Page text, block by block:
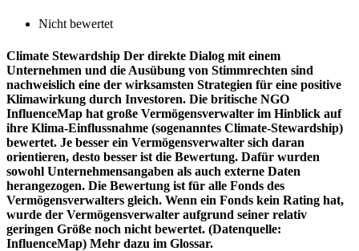
Nicht bewertet
Climate Stewardship Der direkte Dialog mit einem
Unternehmen und die Ausübung von Stimmrechten sind
nachweislich eine der wirksamsten Strategien für eine positive
Klimawirkung durch Investoren. Die britische NGO
InfluenceMap hat große Vermögensverwalter im Hinblick auf
ihre Klima-Einflussnahme (sogenanntes Climate-Stewardship)
bewertet. Je besser ein Vermögensverwalter sich daran
orientieren, desto besser ist die Bewertung. Dafür wurden
sowohl Unternehmensangaben als auch externe Daten
herangezogen. Die Bewertung ist für alle Fonds des
Vermögensverwalters gleich. Wenn ein Fonds kein Rating hat,
wurde der Vermögensverwalter aufgrund seiner relativ
geringen Größe noch nicht bewertet. (Datenquelle:
InfluenceMap) Mehr dazu im Glossar.